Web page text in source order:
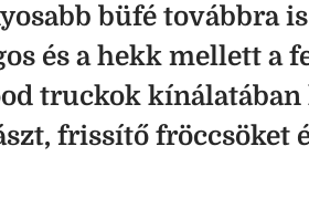
büfé továbbra
és a hekk mellett a
truckok
frissítő fröccsöket